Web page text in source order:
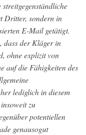
Dritter, sondern in
E-Mail getätigt.
dass der Kläger in
ohne explizit von
auf die Fähigkeiten des
lediglich in diesem
zu
potentiellen
genausogut